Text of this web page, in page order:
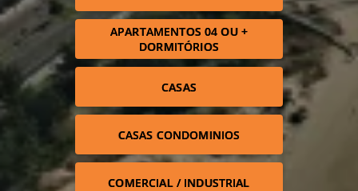
APARTAMENTOS 04 OU +
DORMITÓRIOS
CASAS
CASAS CONDOMINIOS
COMERCIAL / INDUSTRIAL